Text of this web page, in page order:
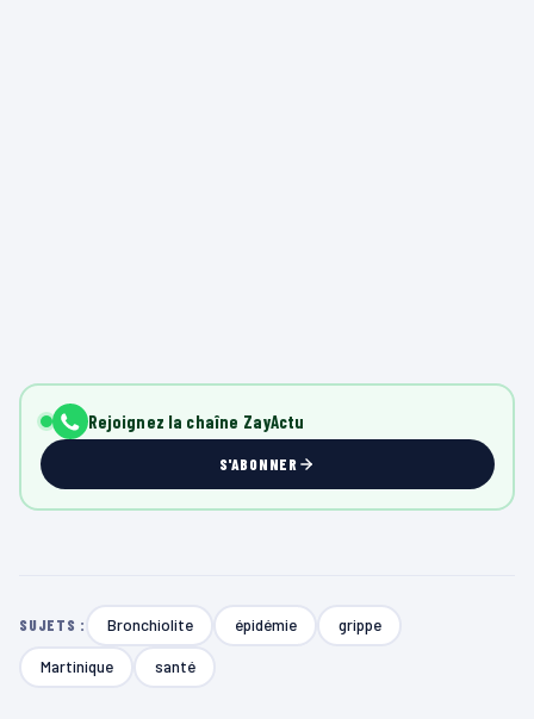
Rejoignez la chaîne ZayActu
S'ABONNER
SUJETS : Bronchiolite épidémie grippe
Martinique santé